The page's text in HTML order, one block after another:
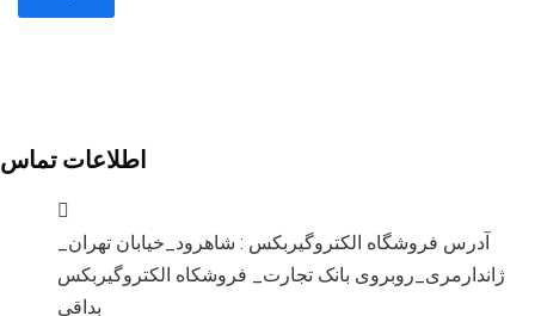
اطلاعات تماس
آدرس فروشگاه الکتروگیربکس : شاهرود_خیابان تهران_
ژاندارمری_روبروی بانک تجارت_ فروشکاه الکتروگیربکس
بداقی